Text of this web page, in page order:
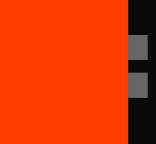
i projectes per millorar la
a Catalunya.